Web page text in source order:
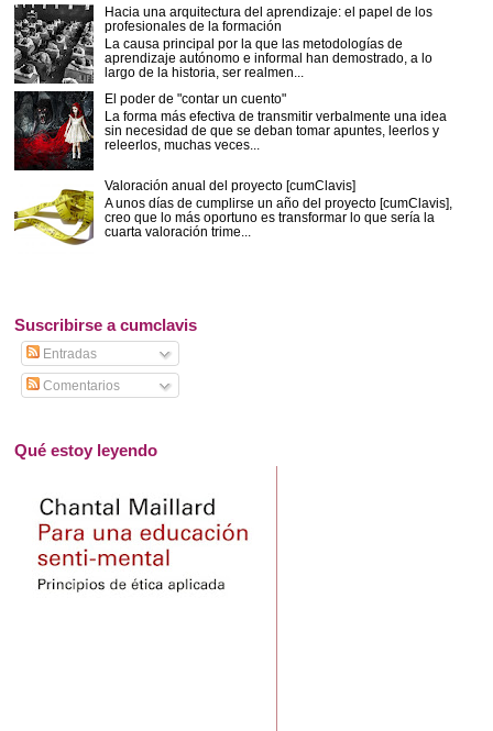
Hacia una arquitectura del aprendizaje: el papel de los
profesionales de la formación
La causa principal por la que las metodologías de
aprendizaje autónomo e informal han demostrado, a lo
largo de la historia, ser realmen...
El poder de "contar un cuento"
La forma más efectiva de transmitir verbalmente una idea
sin necesidad de que se deban tomar apuntes, leerlos y
releerlos, muchas veces...
Valoración anual del proyecto [cumClavis]
A unos días de cumplirse un año del proyecto [cumClavis],
creo que lo más oportuno es transformar lo que sería la
cuarta valoración trime...
Suscribirse a cumclavis
Entradas
Comentarios
Qué estoy leyendo